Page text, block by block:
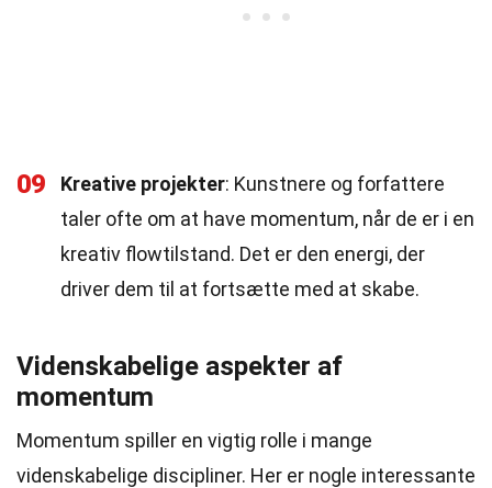
09 Kreative projekter: Kunstnere og forfattere
taler ofte om at have momentum, når de er i en
kreativ flowtilstand. Det er den energi, der
driver dem til at fortsætte med at skabe.
Videnskabelige aspekter af
momentum
Momentum spiller en vigtig rolle i mange
videnskabelige discipliner. Her er nogle interessante